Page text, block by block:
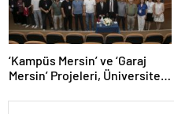
‘Kampüs Mersin’ ve ‘Garaj
Mersin’ Projeleri, Üniversiteli
Sunuyor